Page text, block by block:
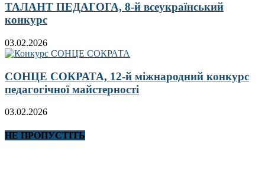
ТАЛАНТ ПЕДАГОГА, 8-й всеукраїнський
конкурс
03.02.2026
СОНЦЕ СОКРАТА, 12-й міжнародний конкурс
педагогічної майстерності
03.02.2026
НЕ ПРОПУСТІТЬ